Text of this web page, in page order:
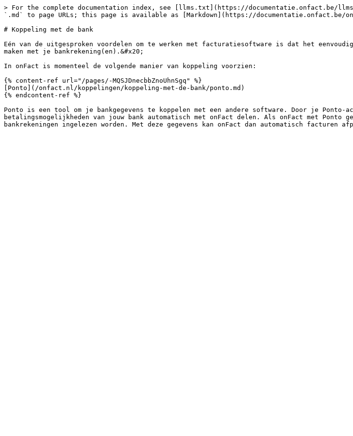
> For the complete documentation index, see [llms.txt](https://documentatie.onfact.be/
`.md` to page URLs; this page is available as [Markdown](https://documentatie.onfact.be/
# Koppeling met de bank
Eén van de uitgesproken voordelen om te werken met facturatiesoftware is dat het
maken met je bankrekening(en).&#x20;
In onFact is momenteel de volgende manier van koppeling voorzien:
{% content-ref url="/pages/-MQSJDnecbbZnoUhnSgq" %}
[Ponto](/onfact.nl/koppelingen/koppeling-met-de-bank/ponto.md)
{% endcontent-ref %}
Ponto is een tool om je bankgegevens te koppelen met een andere software. Door je Ponto-
betalingsmogelijkheden van jouw bank automatisch met onFact delen. Als onFact met